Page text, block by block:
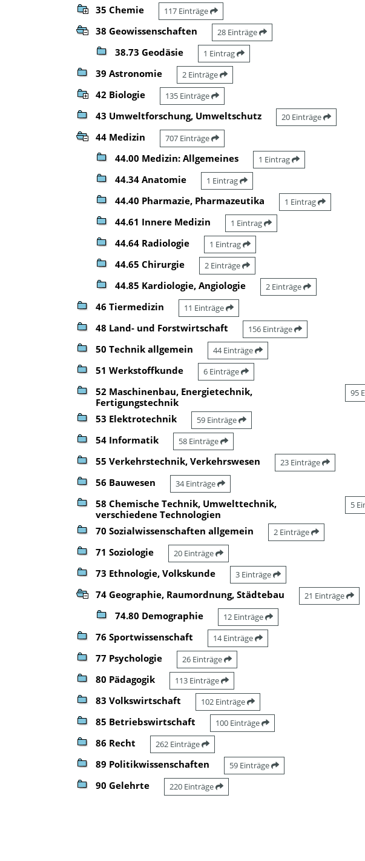
35 Chemie 117 Einträge
38 Geowissenschaften 28 Einträge
38.73 Geodäsie 1 Eintrag
39 Astronomie 2 Einträge
42 Biologie 135 Einträge
43 Umweltforschung, Umweltschutz 20 Einträge
44 Medizin 707 Einträge
44.00 Medizin: Allgemeines 1 Eintrag
44.34 Anatomie 1 Eintrag
44.40 Pharmazie, Pharmazeutika 1 Eintrag
44.61 Innere Medizin 1 Eintrag
44.64 Radiologie 1 Eintrag
44.65 Chirurgie 2 Einträge
44.85 Kardiologie, Angiologie 2 Einträge
46 Tiermedizin 11 Einträge
48 Land- und Forstwirtschaft 156 Einträge
50 Technik allgemein 44 Einträge
51 Werkstoffkunde 6 Einträge
52 Maschinenbau, Energietechnik,
Fertigungstechnik
95
53 Elektrotechnik 59 Einträge
54 Informatik 58 Einträge
55 Verkehrstechnik, Verkehrswesen 23 Einträge
56 Bauwesen 34 Einträge
58 Chemische Technik, Umwelttechnik,
verschiedene Technologien
5
70 Sozialwissenschaften allgemein 2 Einträge
71 Soziologie 20 Einträge
73 Ethnologie, Volkskunde 3 Einträge
74 Geographie, Raumordnung, Städtebau 21 Einträge
74.80 Demographie 12 Einträge
76 Sportwissenschaft 14 Einträge
77 Psychologie 26 Einträge
80 Pädagogik 113 Einträge
83 Volkswirtschaft 102 Einträge
85 Betriebswirtschaft 100 Einträge
86 Recht 262 Einträge
89 Politikwissenschaften 59 Einträge
90 Gelehrte 220 Einträge